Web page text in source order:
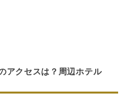
アクセスは？周辺ホテル